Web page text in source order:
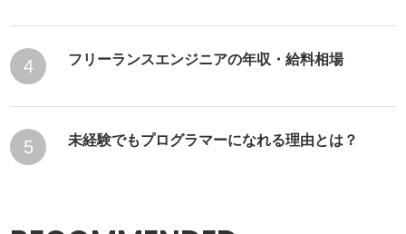
4 フリーランスエンジニアの年収・給料相場
5 未経験でもプログラマーになれる理由とは？